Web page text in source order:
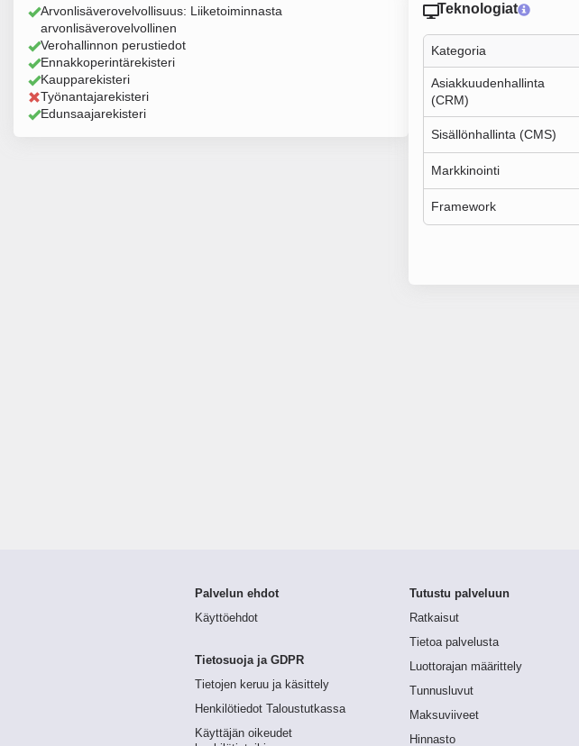
Arvonlisäverovelvollisuus: Liiketoiminnasta
arvonlisäverovelvollinen
Verohallinnon perustiedot
Ennakkoperintärekisteri
Kaupparekisteri
Työnantajarekisteri
Edunsaajarekisteri
Teknologiat
Kategoria
Asiakkuudenhallinta
(CRM)
Sisällönhallinta (CMS)
Markkinointi
Framework
Palvelun ehdot
Käyttöehdot
Tietosuoja ja GDPR
Tietojen keruu ja käsittely
Henkilötiedot Taloustutkassa
Käyttäjän oikeudet
Tutustu palveluun
Ratkaisut
Tietoa palvelusta
Luottorajan määrittely
Tunnusluvut
Maksuviiveet
Hinnasto